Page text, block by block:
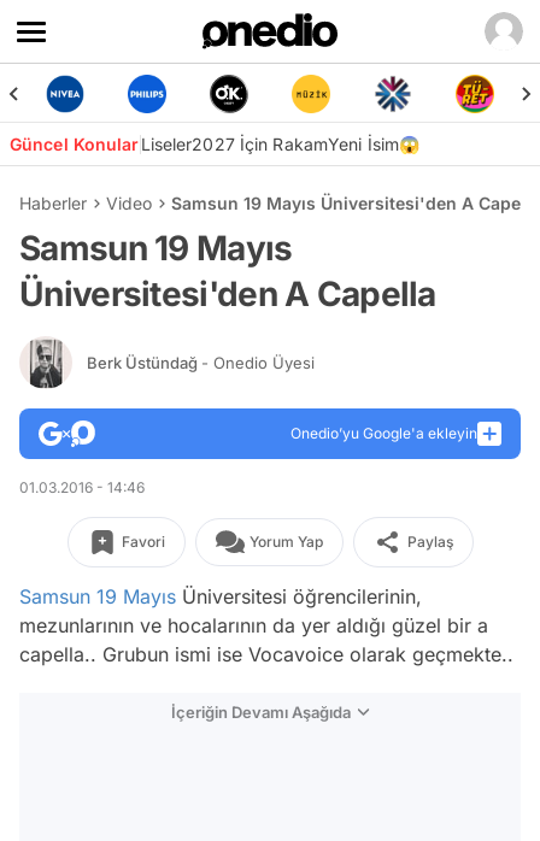
Güncel KonularLiseler2027 İçin RakamYeni İsim😱
Haberler Video Samsun 19 Mayıs Üniversitesi'den A Capella
Samsun 19 Mayıs
Üniversitesi'den A Capella
Berk Üstündağ - Onedio Üyesi
Onedio’yu Google'a ekleyin
01.03.2016 - 14:46
Favori Yorum Yap Paylaş
Samsun 19 Mayıs Üniversitesi öğrencilerinin,
mezunlarının ve hocalarının da yer aldığı güzel bir a
capella.. Grubun ismi ise Vocavoice olarak geçmekte..
İçeriğin Devamı Aşağıda